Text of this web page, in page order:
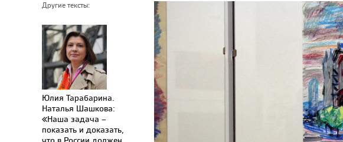
Другие тексты:
Юлия Тарабарина.
Наталья Шашкова:
«Наша задача –
показать и доказать,